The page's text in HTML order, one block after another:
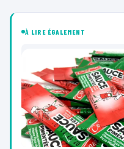
À LIRE ÉGALEMENT